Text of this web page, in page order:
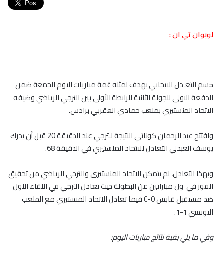
لوبوان تي ان :
حسم التعادل الايجابي بهدف لمثله قمة مباريات اليوم الجمعة ضمن
الدفعة الاولى للجولة الثانية للرابطة الأولى بين الترجي الرياضي وضيفه
الاتحاد المنستيري بملعب حمادي العقربي برادس.
وافتتح عبد الرحمان كوناتي النتيجة للترجي عند الدقيقة 20 قبل أن يدرك
يوسف العبدلي التعادل للاتحاد المنستيري في الدقيقة 68.
وبهذا التعادل، لم يتمكن الاتحاد المنستيري والترجي الرياضي من تحقيق
الفوز في اول مباراتين من البطولة حيث تعادل الترجي في اللقاء الاول
ضد مستقبل قابس 0-0 فيما تعادل الاتحاد المنستيري مع الملعب
التونسي 1-1.
وفي ما يلي بقية نتائج مباريات اليوم: